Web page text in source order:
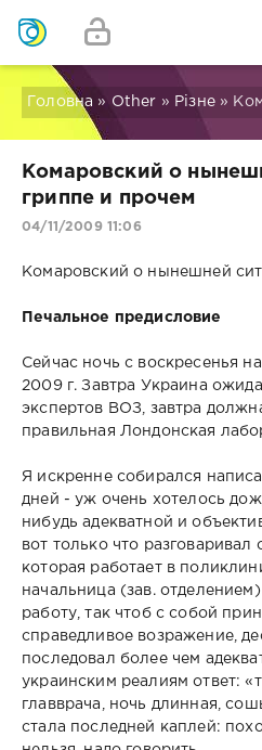
Головна » Other » Різне»
Комаровский о
гриппе и прочем
04/11/2009 11:06
Комаровский о нынешней
Печальное предисловие
Сейчас ночь с воскресенья
2009 г. Завтра Украина
экспертов ВОЗ, завтра
правильная Лондонская
Я искренне собирался
дней - уж очень хотелось
нибудь адекватной и
вот только что разговаривал
которая работает в
начальница (зав. отделением)
работу, так чтоб с собой
справедливое возражение,
последовал более чем
украинским реалиям ответ:
главврача, ночь длинная,
стала последней каплей: